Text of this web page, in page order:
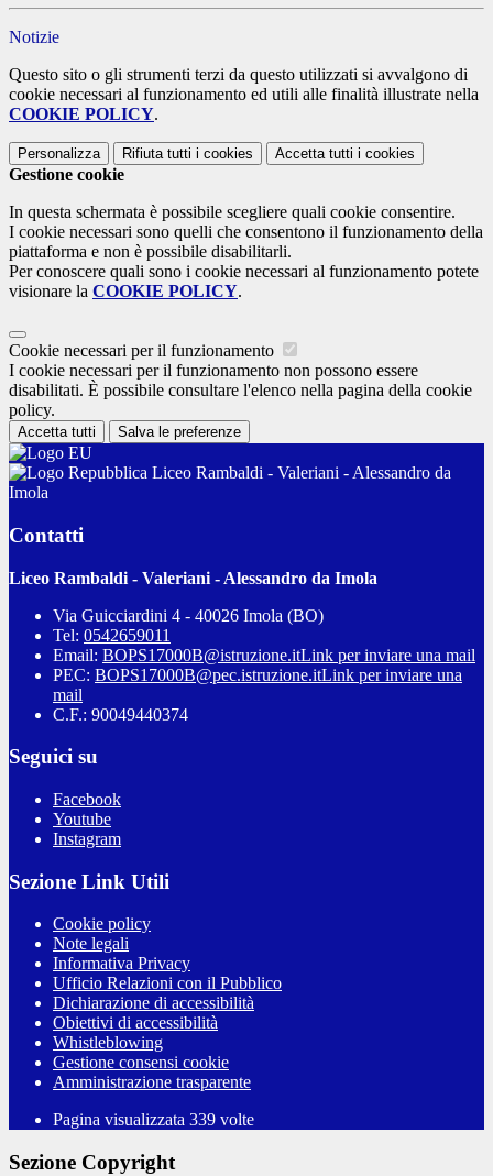
Notizie
Questo sito o gli strumenti terzi da questo utilizzati si avvalgono di
cookie necessari al funzionamento ed utili alle finalità illustrate nella
COOKIE POLICY.
Personalizza Rifiuta tutti i cookies Accetta tutti i cookies
Gestione cookie
In questa schermata è possibile scegliere quali cookie consentire.
I cookie necessari sono quelli che consentono il funzionamento della
piattaforma e non è possibile disabilitarli.
Per conoscere quali sono i cookie necessari al funzionamento potete
visionare la COOKIE POLICY.
Cookie necessari per il funzionamento
I cookie necessari per il funzionamento non possono essere
disabilitati. È possibile consultare l'elenco nella pagina della cookie
policy.
Accetta tutti Salva le preferenze
Liceo Rambaldi - Valeriani - Alessandro da
Imola
Contatti
Liceo Rambaldi - Valeriani - Alessandro da Imola
Via Guicciardini 4 - 40026 Imola (BO)
Tel: 0542659011
Email: BOPS17000B@istruzione.itLink per inviare una mail
PEC: BOPS17000B@pec.istruzione.itLink per inviare una
mail
C.F.: 90049440374
Seguici su
Facebook
Youtube
Instagram
Sezione Link Utili
Cookie policy
Note legali
Informativa Privacy
Ufficio Relazioni con il Pubblico
Dichiarazione di accessibilità
Obiettivi di accessibilità
Whistleblowing
Gestione consensi cookie
Amministrazione trasparente
Pagina visualizzata 339 volte
Sezione Copyright